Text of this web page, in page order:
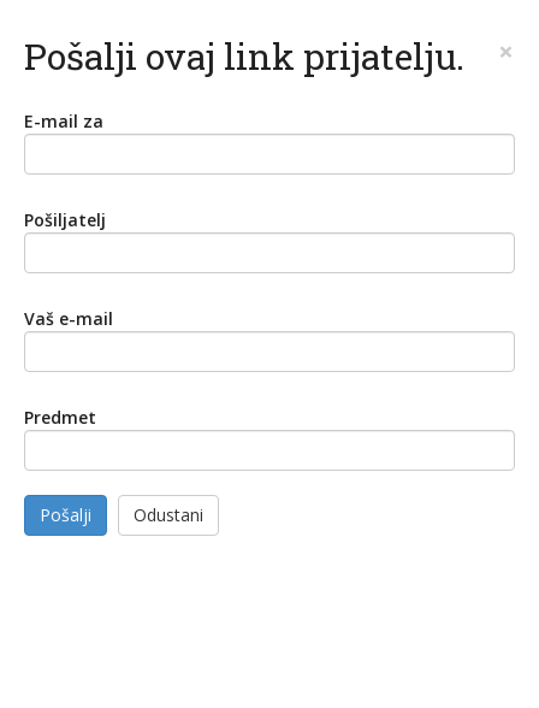
Pošalji ovaj link prijatelju. ×
E-mail za
Pošiljatelj
Vaš e-mail
Predmet
Pošalji Odustani